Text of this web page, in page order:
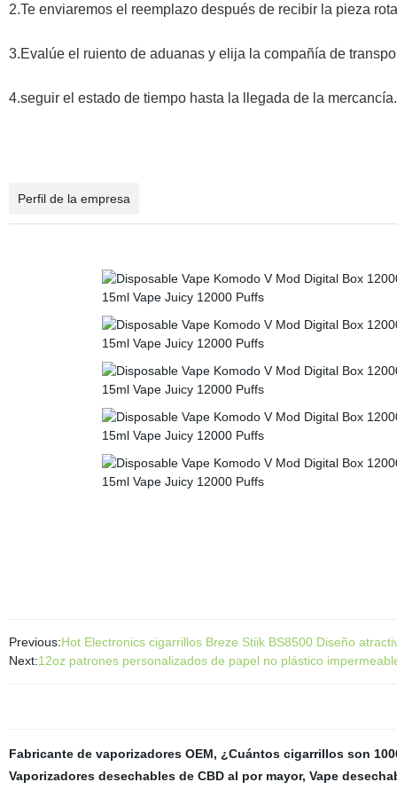
2.Te enviaremos el reemplazo después de recibir la pieza
3.Evalúe el ruiento de aduanas y elija la compañía de
4.seguir el estado de tiempo hasta la llegada de la mercancía.
Perfil de la empresa
Previous:Hot Electronics cigarrillos Breze Stiik BS8500 Diseño
Next:12oz patrones personalizados de papel no plástico
Fabricante de vaporizadores OEM, ¿Cuántos cigarrillos son
Vaporizadores desechables de CBD al por mayor, Vape